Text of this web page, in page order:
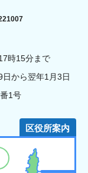
時15分まで
から翌年1月3日
1号
区役所案内